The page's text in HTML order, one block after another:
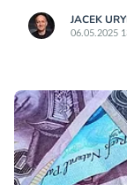
JACEK
06.05.2025